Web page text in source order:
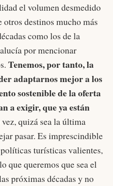
el volumen desmedido
destinos mucho más
como los de la
por mencionar
Tenemos, por tanto, la
adaptarnos mejor a los
sostenible de la oferta
a exigir, que ya están
quizá sea la última
pasar. Es imprescindible
turísticas valientes,
que queremos que sea el
próximas décadas y no